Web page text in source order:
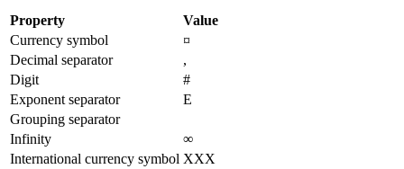
Property
Value
Currency symbol
¤
Decimal separator
,
Digit
#
Exponent separator
E
Grouping separator
Infinity
∞
International currency symbol XXX